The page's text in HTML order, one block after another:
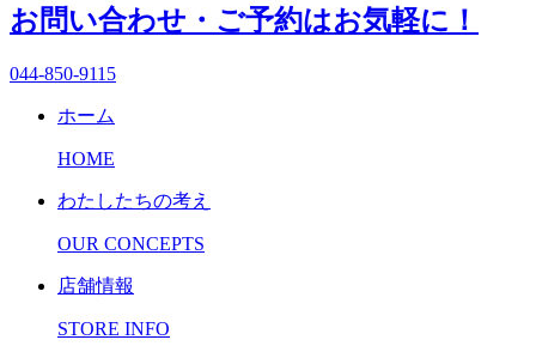
お問い合わせ・ご予約はお気軽に！
044-850-9115
ホーム
HOME
わたしたちの考え
OUR CONCEPTS
店舗情報
STORE INFO